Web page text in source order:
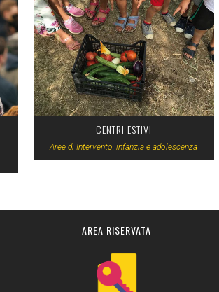
VIEW
CENTRI ESTIVI
Aree di Intervento, infanzia e adolescenza
AREA RISERVATA